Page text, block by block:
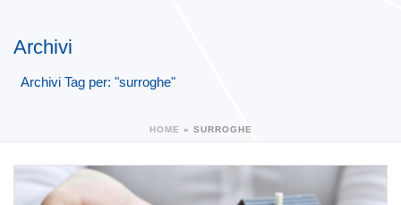
Archivi
Archivi Tag per: "surroghe"
HOME » SURROGHE